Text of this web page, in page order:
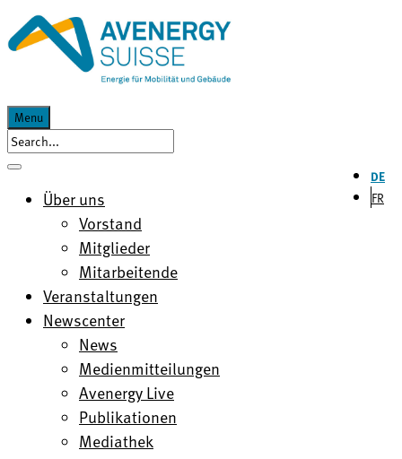
Menu
DE
FR
Über uns
Vorstand
Mitglieder
Mitarbeitende
Veranstaltungen
Newscenter
News
Medienmitteilungen
Avenergy Live
Publikationen
Mediathek